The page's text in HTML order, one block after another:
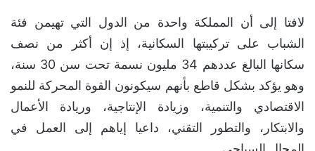
لافتا إلى أن المملكة واحدة من الدول التي تهيمن فئة
الشباب على تركيبتها السكانية، إذ إن أكثر من نصف
سكانها البالغ عددهم 34 مليون نسمة تحت سن 30 سنة،
وهو يؤكد بشكل قاطع بأنهم سيكونون القوة المحركة للنمو
الاقتصادي والتنمية، وزيادة الإنتاجية، وريادة الأعمال
والابتكار، والتطور التقني، داعيا إياهم إلى العمل في